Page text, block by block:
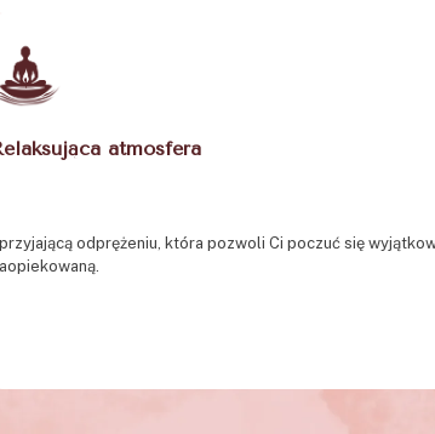
atmosfera
odprężeniu, która pozwoli Ci poczuć się